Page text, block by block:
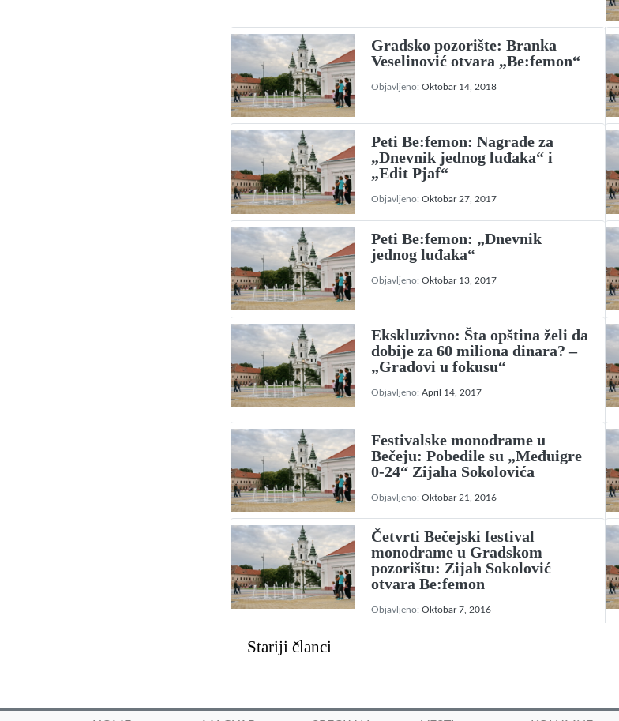
Gradsko pozorište: Branka
Veselinović otvara „Be:femon“
Objavljeno: Oktobar 14, 2018
Peti Be:femon: Nagrade za
„Dnevnik jednog luđaka“ i
„Edit Pjaf“
Objavljeno: Oktobar 27, 2017
Peti Be:femon: „Dnevnik
jednog luđaka“
Objavljeno: Oktobar 13, 2017
Ekskluzivno: Šta opština želi da
dobije za 60 miliona dinara? –
„Gradovi u fokusu“
Objavljeno: April 14, 2017
Festivalske monodrame u
Bečeju: Pobedile su „Međuigre
0-24“ Zijaha Sokolovića
Objavljeno: Oktobar 21, 2016
Četvrti Bečejski festival
monodrame u Gradskom
pozorištu: Zijah Sokolović
otvara Be:femon
Objavljeno: Oktobar 7, 2016
Kretanje
Stariji članci